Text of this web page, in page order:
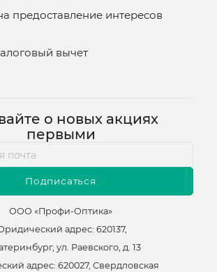
предоставление интересов
вычет
о новых акциях
первыми
Подписаться
ООО «Профи-Оптика»
адрес: 620137,
ул. Раевского, д. 13
адрес: 620027, Свердловская